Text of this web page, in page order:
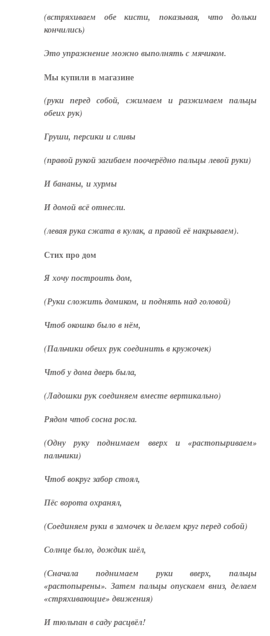
(встряхиваем обе кисти, показывая, что дольки
кончились)
Это упражнение можно выполнять с мячиком.
Мы купили в магазине
(руки перед собой, сжимаем и разжимаем пальцы
обеих рук)
Груши, персики и сливы
(правой рукой загибаем поочерёдно пальцы левой руки)
И бананы, и хурмы
И домой всё отнесли.
(левая рука сжата в кулак, а правой её накрываем).
Стих про дом
Я хочу построить дом,
(Руки сложить домиком, и поднять над головой)
Чтоб окошко было в нём,
(Пальчики обеих рук соединить в кружочек)
Чтоб у дома дверь была,
(Ладошки рук соединяем вместе вертикально)
Рядом чтоб сосна росла.
(Одну руку поднимаем вверх и «растопыриваем»
пальчики)
Чтоб вокруг забор стоял,
Пёс ворота охранял,
(Соединяем руки в замочек и делаем круг перед собой)
Солнце было, дождик шёл,
(Сначала поднимаем руки вверх, пальцы
«растопырены». Затем пальцы опускаем вниз, делаем
«стряхивающие» движения)
И тюльпан в саду расцвёл!